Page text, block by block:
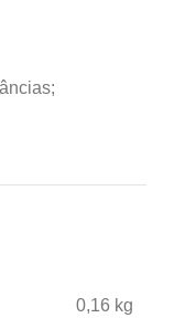
0,16 kg